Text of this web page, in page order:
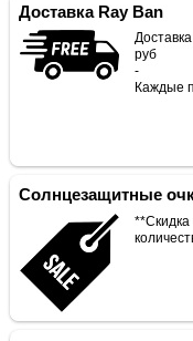
Доставка Ray Ban
руб
-
Каждые
Солнцезащитные